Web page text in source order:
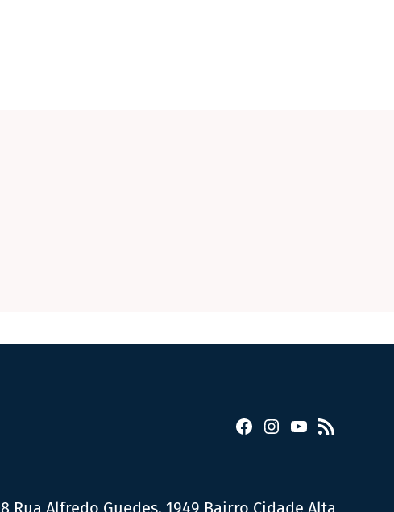
Facebook
Instagram
YouTube
RSS
Rua Alfredo Guedes, 1949 Bairro Cidade Alta